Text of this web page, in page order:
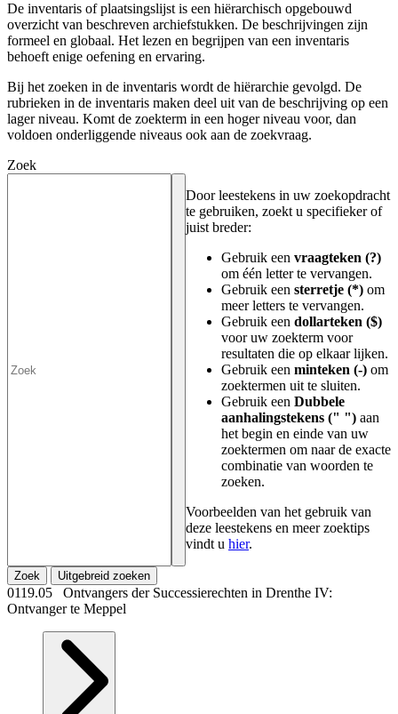
De inventaris of plaatsingslijst is een hiërarchisch opgebouwd
overzicht van beschreven archiefstukken. De beschrijvingen zijn
formeel en globaal. Het lezen en begrijpen van een inventaris
behoeft enige oefening en ervaring.
Bij het zoeken in de inventaris wordt de hiërarchie gevolgd. De
rubrieken in de inventaris maken deel uit van de beschrijving op een
lager niveau. Komt de zoekterm in een hoger niveau voor, dan
voldoen onderliggende niveaus ook aan de zoekvraag.
Zoek
Door leestekens in uw zoekopdracht
te gebruiken, zoekt u specifieker of
juist breder:
Gebruik een vraagteken (?)
om één letter te vervangen.
Gebruik een sterretje (*) om
meer letters te vervangen.
Gebruik een dollarteken ($)
voor uw zoekterm voor
resultaten die op elkaar lijken.
Gebruik een minteken (-) om
zoektermen uit te sluiten.
Gebruik een Dubbele
aanhalingstekens (" ") aan
het begin en einde van uw
zoektermen om naar de exacte
combinatie van woorden te
zoeken.
Voorbeelden van het gebruik van
deze leestekens en meer zoektips
vindt u hier.
Zoek Uitgebreid zoeken
0119.05 Ontvangers der Successierechten in Drenthe IV:
Ontvanger te Meppel